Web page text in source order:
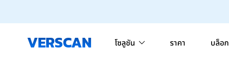
VERSCAN โซลูชัน ราคา บล็อก